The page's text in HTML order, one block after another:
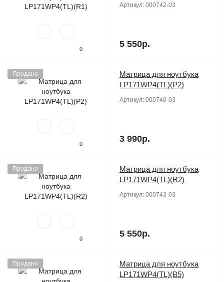
0
Артикул: 000742-03
5 550р.
Продано
0
Матрица для ноутбука
LP171WP4(TL)(P2)
Артикул: 000740-03
3 990р.
Продано
0
Матрица для ноутбука
LP171WP4(TL)(R2)
Артикул: 000743-03
5 550р.
Продано
Матрица для ноутбука
LP171WP4(TL)(B5)